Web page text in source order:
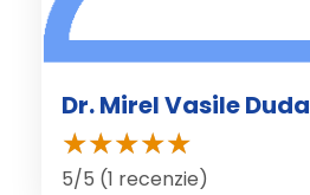
Dr. Mirel Vasile Duda
5/5 (1 recenzie)